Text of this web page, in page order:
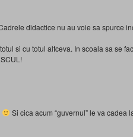
didactice nu au voie sa spurce
si cu totul altceva. In scoala sa se
Si cica acum “guvernul” le va cadea